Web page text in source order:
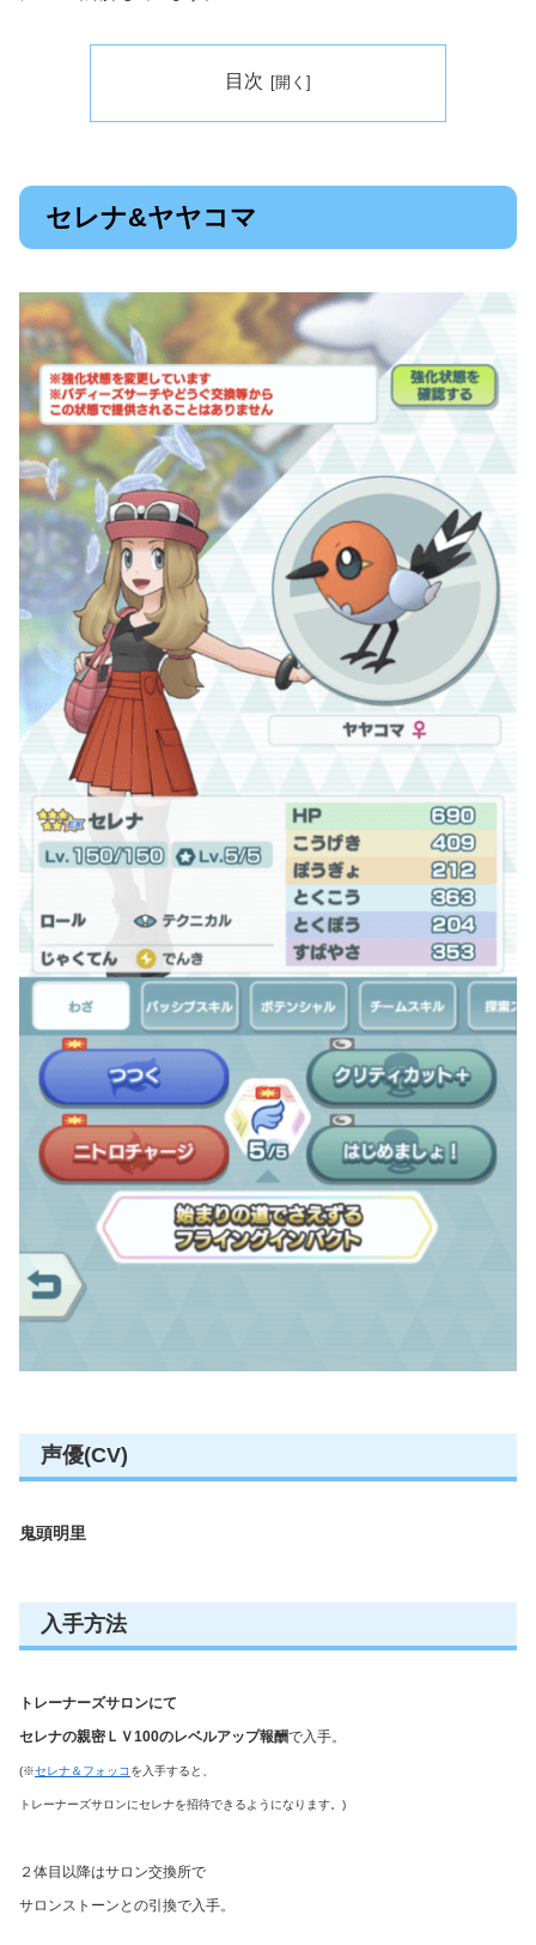
目次
セレナ&ヤヤコマ
声優(CV)
鬼頭明里
入手方法
トレーナーズサロンにて
セレナの親密ＬＶ100のレベルアップ報酬で入手。
(※セレナ＆フォッコ を入手すると、
トレーナーズサロンにセレナを招待できるようになります。)
２体目以降はサロン交換所で
サロンストーンとの引換で入手。